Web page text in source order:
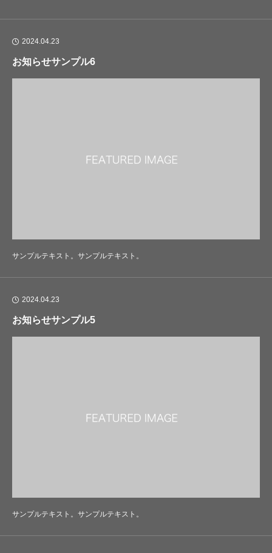
2024.04.23
お知らせサンプル6
サンプルテキスト。サンプルテキスト。
2024.04.23
お知らせサンプル5
サンプルテキスト。サンプルテキスト。